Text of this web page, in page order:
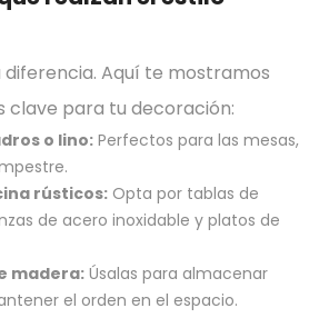
Aquí te mostramos
clave para tu decoración:
o lino: Perfectos para las mesas,
rústicos: Opta por tablas de
de acero inoxidable y platos de
madera: Úsalas para almacenar
el orden en el espacio.